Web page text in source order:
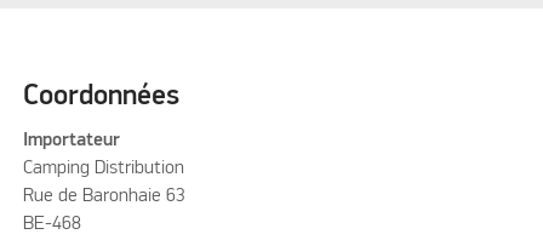
Coordonnées
Importateur
Camping Distribution
Rue de Baronhaie 63
BE-468